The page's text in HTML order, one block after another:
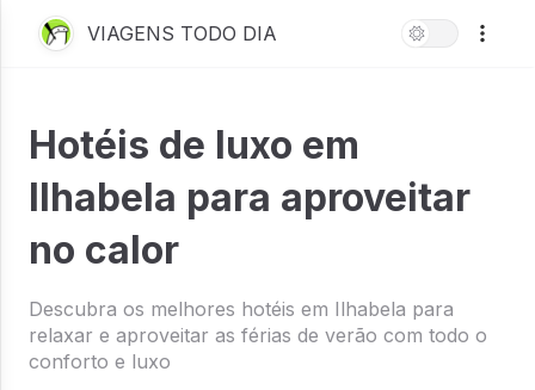
VIAGENS TODO DIA
Hotéis de luxo em
Ilhabela para aproveitar
no calor
Descubra os melhores hotéis em Ilhabela para
relaxar e aproveitar as férias de verão com todo o
conforto e luxo